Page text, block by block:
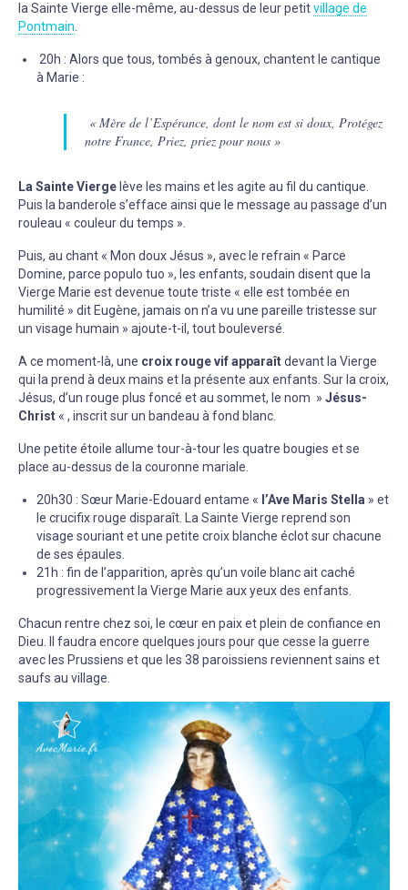
la Sainte Vierge elle-même, au-dessus de leur petitvillage de
Pontmain.
20h : Alors que tous, tombés à genoux, chantent le cantique
à Marie :
« Mère de l’Espérance, dont le nom est si doux, Protégez
notre France, Priez, priez pour nous »
La Sainte Vierge lève les mains et les agite au fil du cantique.
Puis la banderole s’efface ainsi que le message au passage d’un
rouleau « couleur du temps ».
Puis, au chant « Mon doux Jésus », avec le refrain « Parce
Domine, parce populo tuo », les enfants, soudain disent que la
Vierge Marie est devenue toute triste « elle est tombée en
humilité » dit Eugène, jamais on n’a vu une pareille tristesse sur
un visage humain » ajoute-t-il, tout bouleversé.
A ce moment-là, une croix rouge vif apparaîtdevant la Vierge
qui la prend à deux mains et la présente aux enfants. Sur la croix,
Jésus, d’un rouge plus foncé et au sommet, le nom » Jésus-
Christ« , inscrit sur un bandeau à fond blanc.
Une petite étoile allume tour-à-tour les quatre bougies et se
place au-dessus de la couronne mariale.
20h30 : Sœur Marie-Edouard entame « l’Ave Maris Stella » et
le crucifix rouge disparaît. La Sainte Vierge reprend son
visage souriant et une petite croix blanche éclot sur chacune
de ses épaules.
21h : fin de l’apparition, après qu’un voile blanc ait caché
progressivement la Vierge Marie aux yeux des enfants.
Chacun rentre chez soi, le cœur en paix et plein de confiance en
Dieu. Il faudra encore quelques jours pour que cesse la guerre
avec les Prussiens et que les 38 paroissiens reviennent sains et
saufs au village.